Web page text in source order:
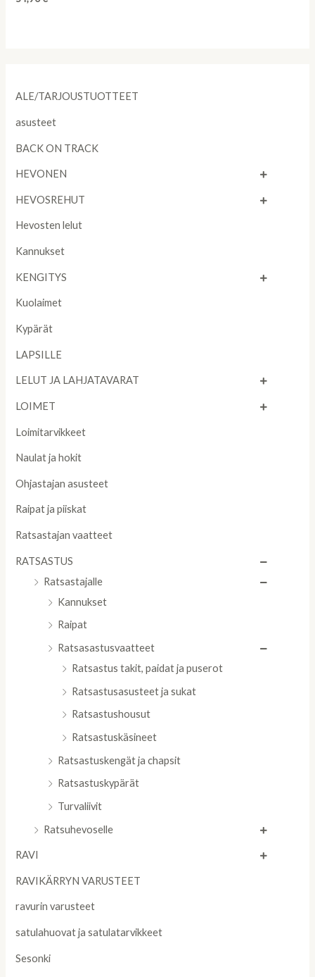
ALE/TARJOUSTUOTTEET
asusteet
BACK ON TRACK
HEVONEN
HEVOSREHUT
Hevosten lelut
Kannukset
KENGITYS
Kuolaimet
Kypärät
LAPSILLE
LELUT JA LAHJATAVARAT
LOIMET
Loimitarvikkeet
Naulat ja hokit
Ohjastajan asusteet
Raipat ja piiskat
Ratsastajan vaatteet
RATSASTUS
Ratsastajalle
Kannukset
Raipat
Ratsasastusvaatteet
Ratsastus takit, paidat ja puserot
Ratsastusasusteet ja sukat
Ratsastushousut
Ratsastuskäsineet
Ratsastuskengät ja chapsit
Ratsastuskypärät
Turvaliivit
Ratsuhevoselle
RAVI
RAVIKÄRRYN VARUSTEET
ravurin varusteet
satulahuovat ja satulatarvikkeet
Sesonki
0